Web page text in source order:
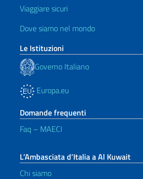
Viaggiare sicuri
Dove siamo nel mondo
Le Istituzioni
Governo Italiano
Europa.eu
Domande frequenti
Faq – MAECI
L’Ambasciata d’Italia a Al Kuwait
Chi siamo